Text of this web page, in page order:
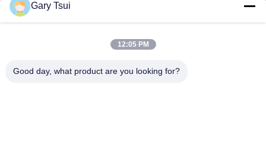
Link Veloci
Circa Noi
Giro Della Fabbrica
Controllo Di Qualità
Gary Tsui
12:05 PM
Good day, what product are you looking for?